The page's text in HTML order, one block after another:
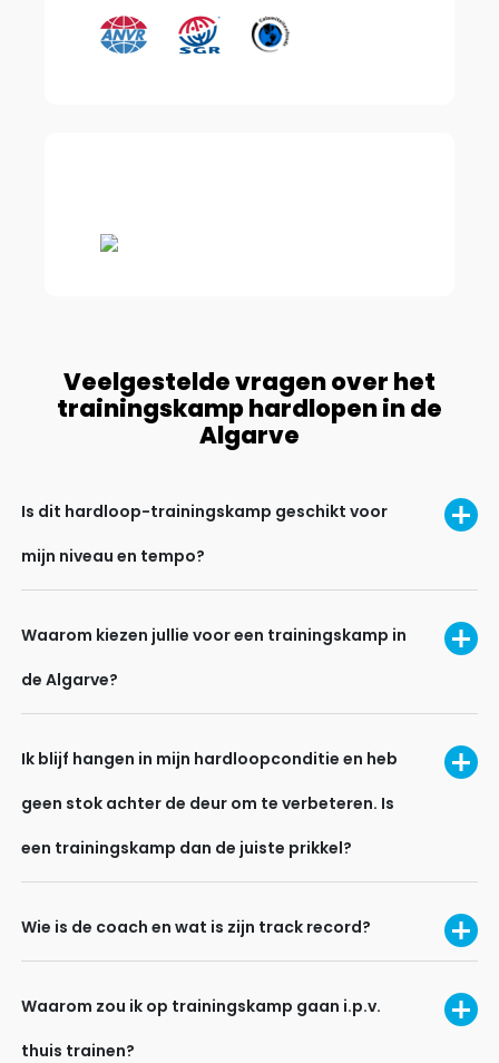
Veelgestelde vragen over het
trainingskamp hardlopen in de
Algarve
Is dit hardloop-trainingskamp geschikt voor
mijn niveau en tempo?
Waarom kiezen jullie voor een trainingskamp in
de Algarve?
Ik blijf hangen in mijn hardloopconditie en heb
geen stok achter de deur om te verbeteren. Is
een trainingskamp dan de juiste prikkel?
Wie is de coach en wat is zijn track record?
Waarom zou ik op trainingskamp gaan i.p.v.
thuis trainen?